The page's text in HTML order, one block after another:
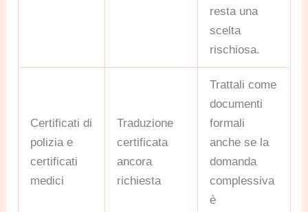
resta una
scelta
rischiosa.
Certificati di
polizia e
certificati
medici
Traduzione
certificata
ancora
richiesta
Trattali come
documenti
formali
anche se la
domanda
complessiva
è